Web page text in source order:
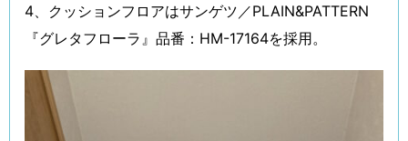
4、クッションフロアはサンゲツ／PLAIN&PATTERN
『グレタフローラ』品番：HM-17164を採用。